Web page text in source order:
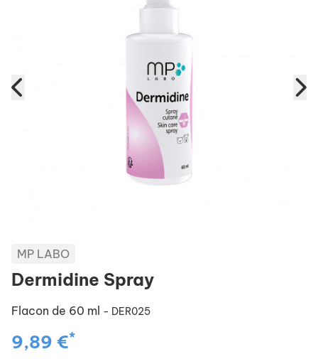
MP LABO
Dermidine Spray
Flacon de 60 ml - DER025
9,89 €*